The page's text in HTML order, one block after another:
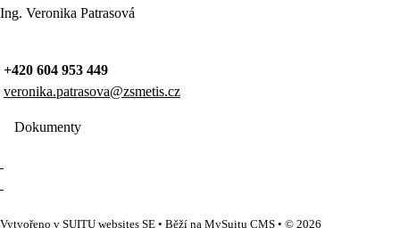
Ing. Veronika Patrasová
+420 604 953 449
veronika.patrasova@zsmetis.cz
Dokumenty
Vytvořeno v SUITU websites SE • Běží na MySuitu CMS • © 2026